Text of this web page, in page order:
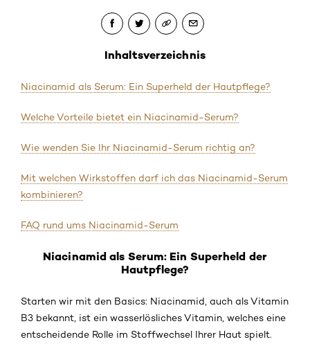
Inhaltsverzeichnis
Niacinamid als Serum: Ein Superheld der Hautpflege?
Welche Vorteile bietet ein Niacinamid-Serum?
Wie wenden Sie Ihr Niacinamid-Serum richtig an?
Mit welchen Wirkstoffen darf ich das Niacinamid-Serum
kombinieren?
FAQ rund ums Niacinamid-Serum
Niacinamid als Serum: Ein Superheld der
Hautpflege?
Starten wir mit den Basics: Niacinamid, auch als Vitamin
B3 bekannt, ist ein wasserlösliches Vitamin, welches eine
entscheidende Rolle im Stoffwechsel Ihrer Haut spielt.